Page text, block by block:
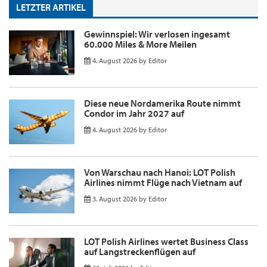
LETZTER ARTIKEL
Gewinnspiel: Wir verlosen ingesamt
60.000 Miles & More Meilen
4. August 2026 by Editor
Diese neue Nordamerika Route nimmt
Condor im Jahr 2027 auf
4. August 2026 by Editor
Von Warschau nach Hanoi: LOT Polish
Airlines nimmt Flüge nach Vietnam auf
3. August 2026 by Editor
LOT Polish Airlines wertet Business Class
auf Langstreckenflügen auf